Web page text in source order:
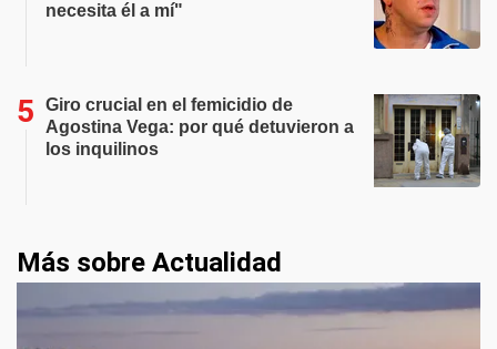
necesita él a mí"
Giro crucial en el femicidio de
Agostina Vega: por qué detuvieron a
los inquilinos
Más sobre Actualidad